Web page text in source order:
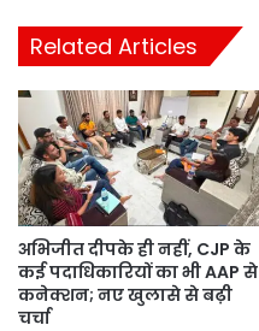
Related Articles
अभिजीत दीपके ही नहीं, CJP के
कई पदाधिकारियों का भी AAP से
कनेक्शन; नए खुलासे से बढ़ी
चर्चा